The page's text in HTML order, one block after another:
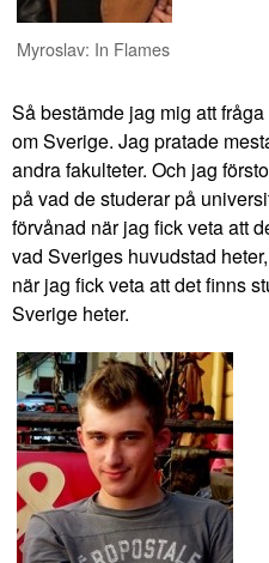
Myroslav: In Flames
Så bestämde jag mig att
om Sverige. Jag pratade
andra fakulteter. Och jag
på vad de studerar på
förvånad när jag fick veta att
vad Sveriges huvudstad
när jag fick veta att det finns
Sverige heter.